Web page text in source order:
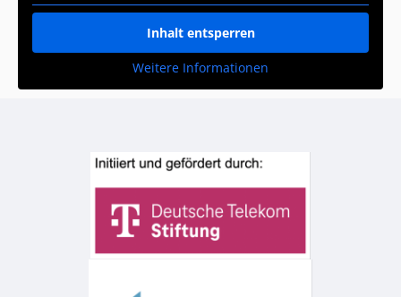
Inhalt entsperren
Weitere Informationen